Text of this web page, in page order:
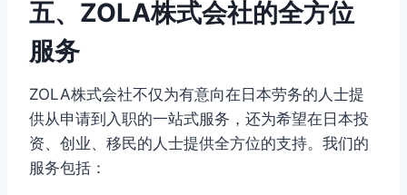
五、ZOLA株式会社的全方位
服务
ZOLA株式会社不仅为有意向在日本劳务的人士提
供从申请到入职的一站式服务，还为希望在日本投
资、创业、移民的人士提供全方位的支持。我们的
服务包括：